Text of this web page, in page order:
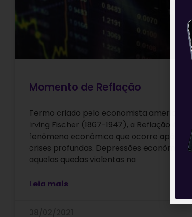
Momento de Reflação
Termo criado pelo economista americano
Irving Fischer (1867-1947), a Reflação é um
fenômeno econômico que ocorre após
crises profundas. Depressões econômicas,
aquelas quedas violentas na
Leia mais